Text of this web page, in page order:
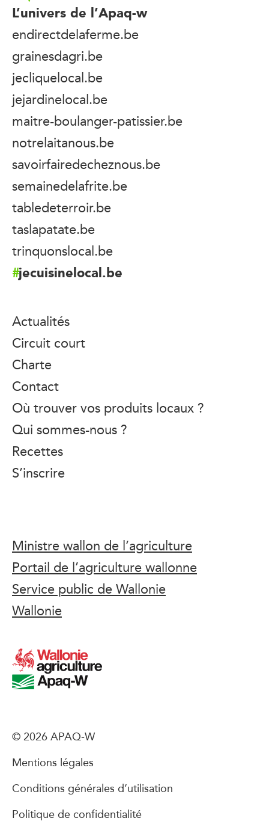
L’univers de l’Apaq-w
endirectdelaferme.be
grainesdagri.be
jecliquelocal.be
jejardinelocal.be
maitre-boulanger-patissier.be
notrelaitanous.be
savoirfairedecheznous.be
semainedelafrite.be
tabledeterroir.be
taslapatate.be
trinquonslocal.be
jecuisinelocal.be
Actualités
Circuit court
Charte
Contact
Où trouver vos produits locaux ?
Qui sommes-nous ?
Recettes
S’inscrire
Ministre wallon de l’agriculture
Portail de l’agriculture wallonne
Service public de Wallonie
Wallonie
© 2026 APAQ-W
Mentions légales
Conditions générales d’utilisation
Politique de confidentialité